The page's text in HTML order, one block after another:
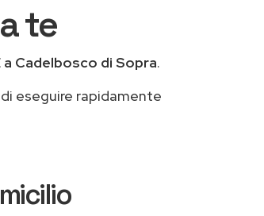
te
Cadelbosco di Sopra.
eseguire rapidamente